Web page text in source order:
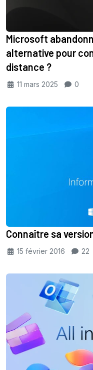
Microsoft
alternative pour
distance ?
11 mars 2025 0
Connaître sa
15 février 2016 22